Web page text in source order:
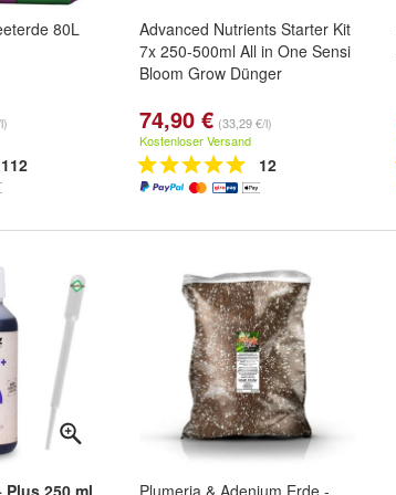
80L
112
Advanced Nutrients Starter Kit
7x 250-500ml All in One Sensi
Bloom Grow Dünger
74,90 € (33,29 €/l)
Kostenloser Versand
12
250 ml Plumeria & Adenium Erde -